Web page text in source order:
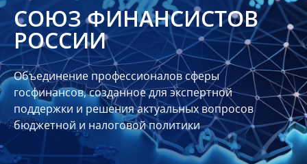
О
СФР
Совет
Союза
Участники
Планы
отчеты
СОЮЗ ФИНАНСИСТОВ
РОССИИ
Объединение профессионалов сферы
госфинансов, созданное для экспертной
поддержки и решения актуальных вопросов
бюджетной и налоговой политики